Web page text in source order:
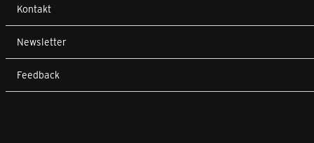
Kontakt
Newsletter
Feedback